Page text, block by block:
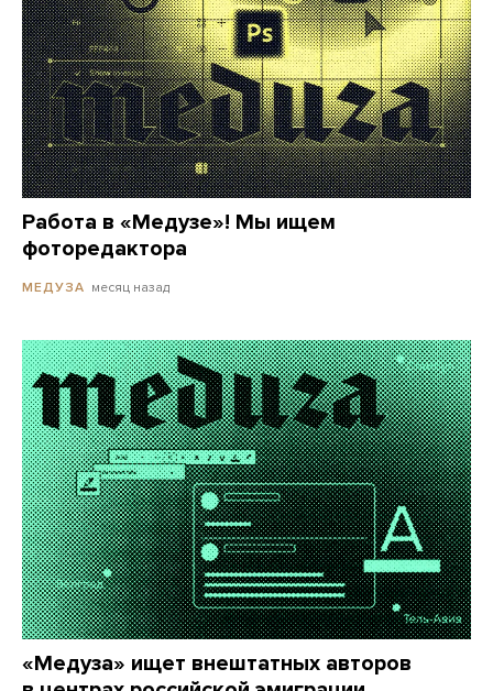
Работа в «Медузе»! Мы ищем
фоторедактора
МЕДУЗА месяц назад
«Медуза» ищет внештатных авторов